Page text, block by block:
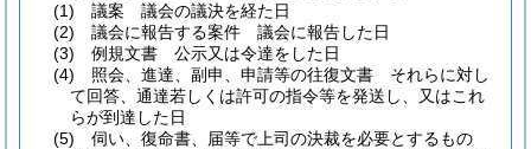
(1)
議案 議会の議決を経た日
(2)
議会に報告する案件 議会に報告した日
(3)
例規文書 公示又は令達をした日
(4)
照会、進達、副申、申請等の往復文書 それらに対し
て回答、通達若しくは許可の指令等を発送し、又はこれ
らが到達した日
(5)
伺い、復命書、届等で上司の決裁を必要とするもの